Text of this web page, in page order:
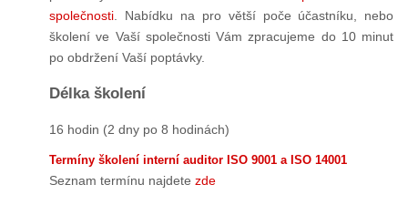
společnosti. Nabídku na pro větší poče účastníku, nebo
školení ve Vaší společnosti Vám zpracujeme do 10 minut
po obdržení Vaší poptávky.
Délka školení
16 hodin (2 dny po 8 hodinách)
Termíny školení interní auditor ISO 9001 a ISO 14001
Seznam termínu najdete zde